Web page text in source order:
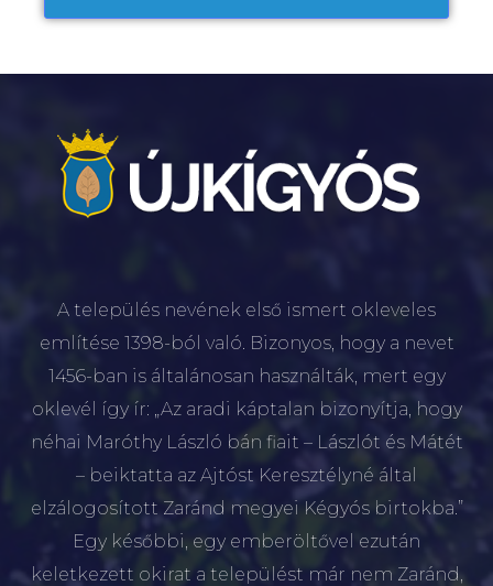
A település nevének első ismert okleveles
említése 1398-ból való. Bizonyos, hogy a nevet
1456-ban is általánosan használták, mert egy
oklevél így ír: „Az aradi káptalan bizonyítja, hogy
néhai Maróthy László bán fiait – Lászlót és Mátét
– beiktatta az Ajtóst Keresztélyné által
elzálogosított Zaránd megyei Kégyós birtokba.”
Egy későbbi, egy emberöltővel ezután
keletkezett okirat a települést már nem Zaránd,